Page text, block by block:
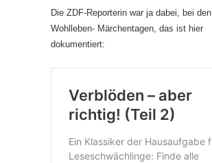
Die ZDF-Reporterin war ja dabei, bei den
Wohlleben- Märchentagen, das ist hier
dokumentiert: